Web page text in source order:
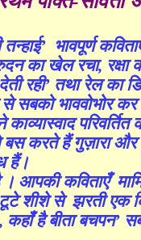
’ भावपूर्ण
का खेल रचा, रक्षा
रही’ तथारेल का
सबको भाववोभोर कर
काव्यास्वाद
बस करते हैं गुज़ाराऔर
हैं।
आपकी कविताएँ
शीशे से झरती एक
कहाँ है बीता बचपन’